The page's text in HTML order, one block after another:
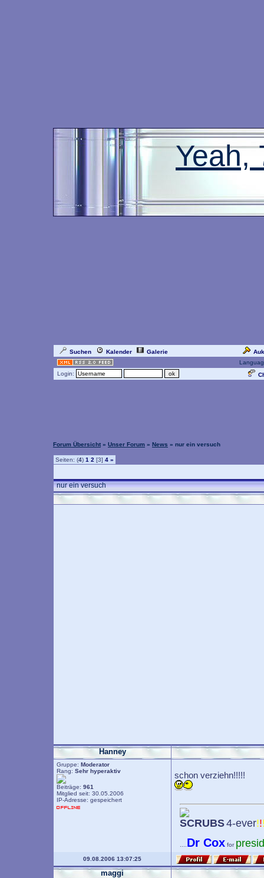
Yeah,
Suchen Kalender Galerie
Login:
Forum Übersicht » Unser Forum » News » nur ein versuch
Seiten: (4) 1 2 [3] 4 »
nur ein versuch
Hanney
Gruppe: Moderator
Rang: Sehr hyperaktiv
Beiträge: 961
Mitglied seit: 30.05.2006
IP-Adresse: gespeichert
schon verziehn!!!!!
SCRUBS4-ever!!
Dr Cox for
09.08.2006 13:07:25
maggi